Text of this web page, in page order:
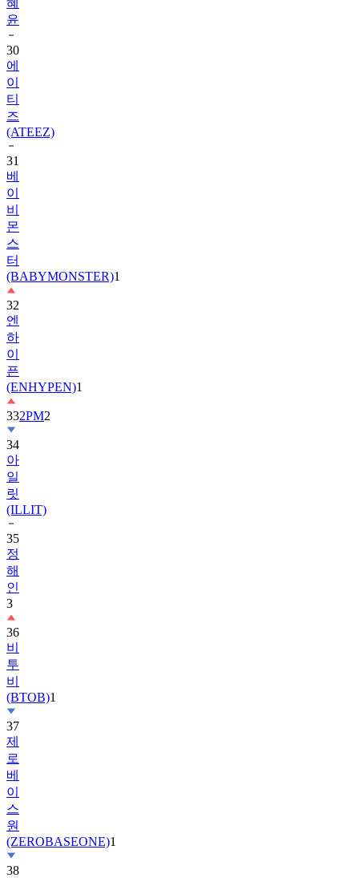
30
에
이
티
즈
(ATEEZ)
31
베
이
비
몬
스
터
(BABYMONSTER)
32
엔
하
이
픈
(ENHYPEN)
332PM2
34
아
일
릿
(ILLIT)
35
정
해
인
3
36
비
투
비
(BTOB)
37
제
로
베
이
스
원
(ZEROBASEONE)
38
슈
퍼